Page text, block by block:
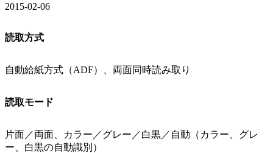
2015-02-06
読取方式
自動給紙方式（ADF）、両面同時読み取り
読取モード
片面／両面、カラー／グレー／白黒／自動（カラー、グレ
ー、白黒の自動識別）